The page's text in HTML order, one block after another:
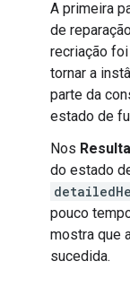
A primeira
de
recriação foi
tornar a
parte da
estado de
Nos
do estado
pouco
mostra que
sucedida.